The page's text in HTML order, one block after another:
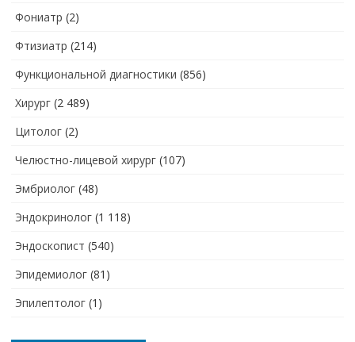
Фониатр (2)
Фтизиатр (214)
Функциональной диагностики (856)
Хирург (2 489)
Цитолог (2)
Челюстно-лицевой хирург (107)
Эмбриолог (48)
Эндокринолог (1 118)
Эндоскопист (540)
Эпидемиолог (81)
Эпилептолог (1)